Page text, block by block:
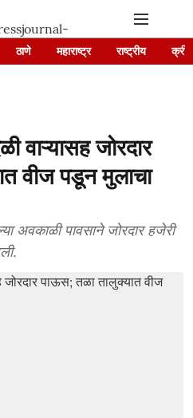
ठाणे महाराष्ट्र राष्ट्रीय
वाऱ्यासह जोरदार
वीज पडून मुलाचा
अवकाळी पावसाने जोरदार हजेरी